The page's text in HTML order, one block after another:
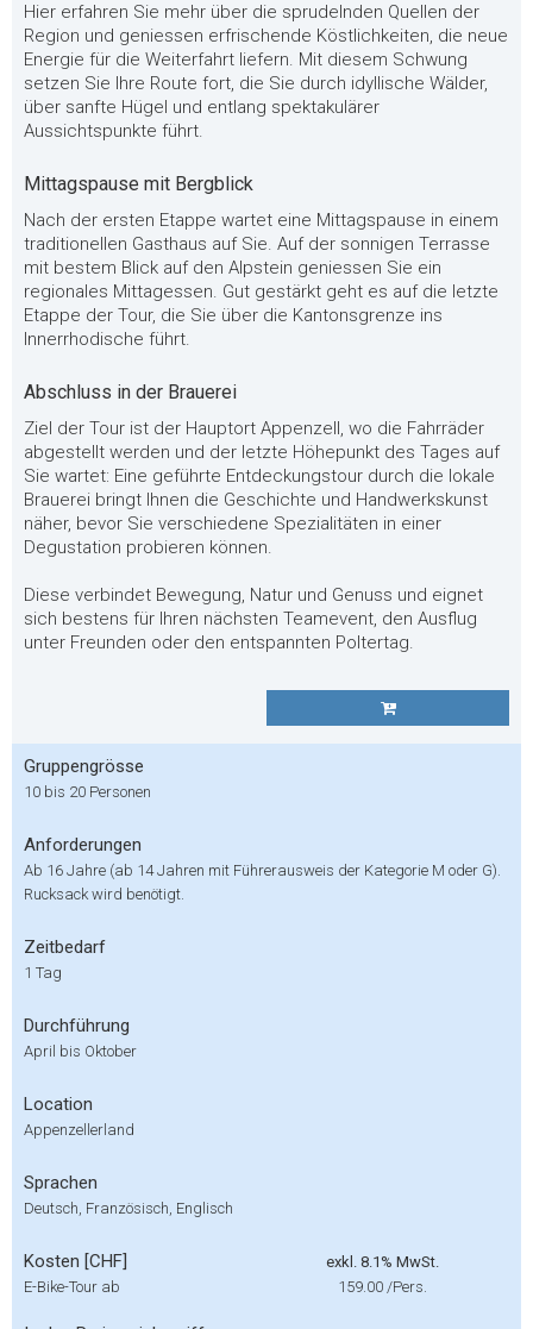
Hier erfahren Sie mehr über die sprudelnden Quellen der
Region und geniessen erfrischende Köstlichkeiten, die neue
Energie für die Weiterfahrt liefern. Mit diesem Schwung
setzen Sie Ihre Route fort, die Sie durch idyllische Wälder,
über sanfte Hügel und entlang spektakulärer
Aussichtspunkte führt.
Mittagspause mit Bergblick
Nach der ersten Etappe wartet eine Mittagspause in einem
traditionellen Gasthaus auf Sie. Auf der sonnigen Terrasse
mit bestem Blick auf den Alpstein geniessen Sie ein
regionales Mittagessen. Gut gestärkt geht es auf die letzte
Etappe der Tour, die Sie über die Kantonsgrenze ins
Innerrhodische führt.
Abschluss in der Brauerei
Ziel der Tour ist der Hauptort Appenzell, wo die Fahrräder
abgestellt werden und der letzte Höhepunkt des Tages auf
Sie wartet: Eine geführte Entdeckungstour durch die lokale
Brauerei bringt Ihnen die Geschichte und Handwerkskunst
näher, bevor Sie verschiedene Spezialitäten in einer
Degustation probieren können.
Diese verbindet Bewegung, Natur und Genuss und eignet
sich bestens für Ihren nächsten Teamevent, den Ausflug
unter Freunden oder den entspannten Poltertag.
Gruppengrösse
10 bis 20 Personen
Anforderungen
Ab 16 Jahre (ab 14 Jahren mit Führerausweis der Kategorie M oder G).
Rucksack wird benötigt.
Zeitbedarf
1 Tag
Durchführung
April bis Oktober
Location
Appenzellerland
Sprachen
Deutsch, Französisch, Englisch
Kosten [CHF]
exkl. 8.1% MwSt.
E-Bike-Tour ab
159.00 /Pers.